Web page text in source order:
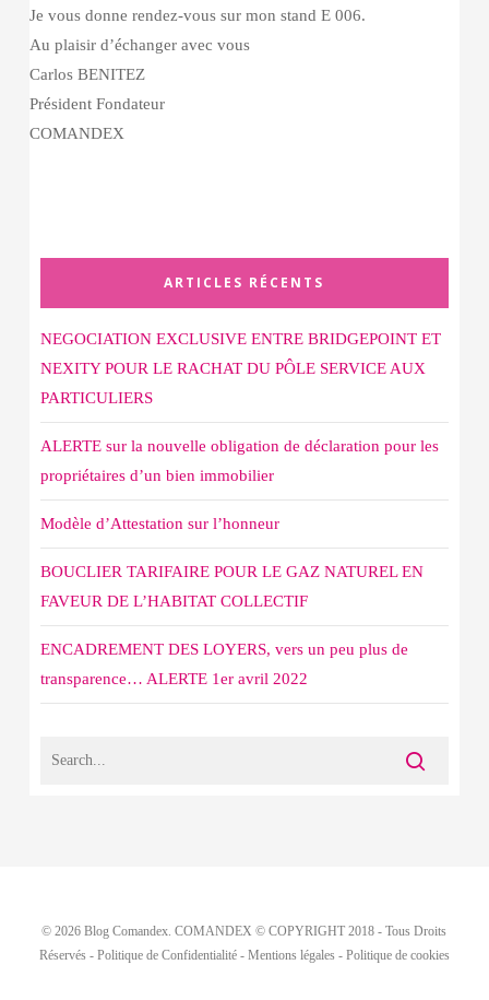
Je vous donne rendez-vous sur mon stand E 006.
Au plaisir d’échanger avec vous
Carlos BENITEZ
Président Fondateur
COMANDEX
ARTICLES RÉCENTS
NEGOCIATION EXCLUSIVE ENTRE BRIDGEPOINT ET
NEXITY POUR LE RACHAT DU PÔLE SERVICE AUX
PARTICULIERS
ALERTE sur la nouvelle obligation de déclaration pour les
propriétaires d’un bien immobilier
Modèle d’Attestation sur l’honneur
BOUCLIER TARIFAIRE POUR LE GAZ NATUREL EN
FAVEUR DE L’HABITAT COLLECTIF
ENCADREMENT DES LOYERS, vers un peu plus de
transparence… ALERTE 1er avril 2022
© 2026 Blog Comandex. COMANDEX © COPYRIGHT 2018 - Tous Droits
Réservés - Politique de Confidentialité- Mentions légales- Politique de cookies